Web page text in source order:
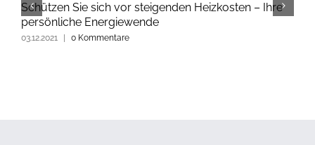
Schützen Sie sich vor steigenden Heizkosten – Ihre
persönliche Energiewende
03.12.2021 | 0 Kommentare